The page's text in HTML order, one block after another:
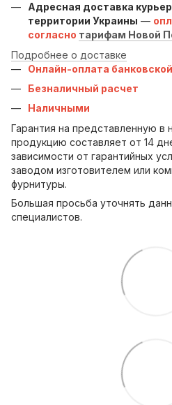
Адресная доставка
территории Украины —
согласно тарифам Новой
Подробнее о доставке
Онлайн-оплата
Безналичный расчет
Наличными
Гарантия на представленную в
продукцию составляет от 14
зависимости от гарантийных
заводом изготовителем или
фурнитуры.
Большая просьба уточнять
специалистов.